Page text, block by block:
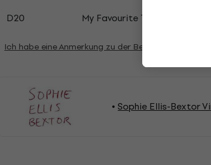
D20
My Favourite Things
Ich habe eine Anmerkung zu der Beschreibung
Sophie Ellis-Bextor